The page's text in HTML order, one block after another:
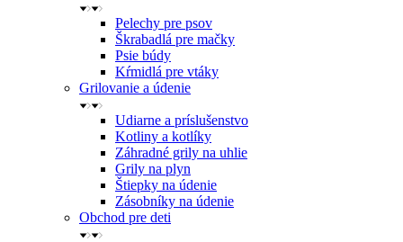
Pelechy pre psov
Škrabadlá pre mačky
Psie búdy
Kŕmidlá pre vtáky
Grilovanie a údenie
Udiarne a príslušenstvo
Kotliny a kotlíky
Záhradné grily na uhlie
Grily na plyn
Štiepky na údenie
Zásobníky na údenie
Obchod pre deti